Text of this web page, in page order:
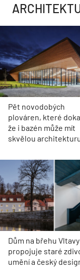
Pět novodobých
plováren, které
že i bazén může mít
skvělou
Dům na břehu Vltavy
propojuje staré
umění a český